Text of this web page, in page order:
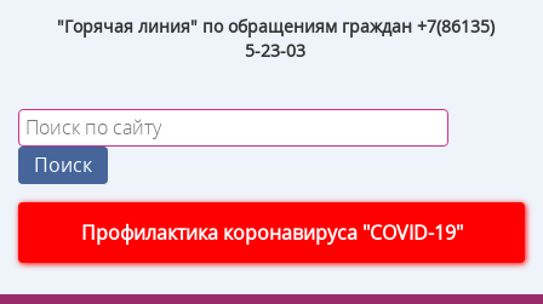
"Горячая линия" по обращениям граждан +7(86135)
5-23-03
Профилактика коронавируса "COVID-19"